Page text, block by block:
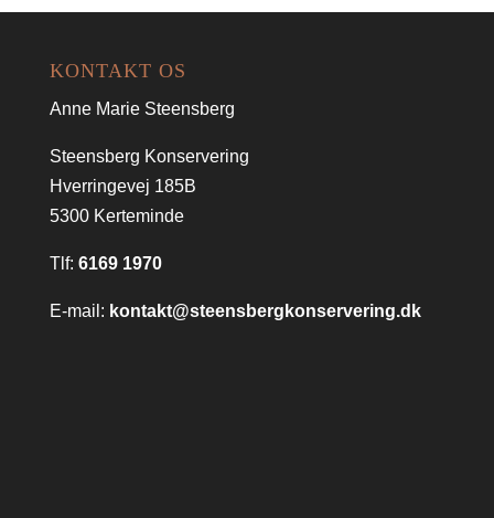
KONTAKT OS
Anne Marie Steensberg
Steensberg Konservering
Hverringevej 185B
5300 Kerteminde
Tlf: 6169 1970
E-mail: kontakt@steensbergkonservering.dk